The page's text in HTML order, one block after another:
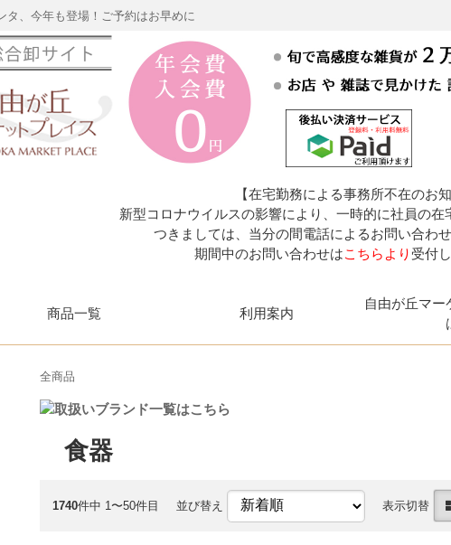
、今年も登場！ご予約はお早めに
【在宅勤務による事務所不在のお知
新型コロナウイルスの影響により、一時的に社員の在
つきましては、当分の間電話によるお問い合わ
期間中のお問い合わせはこちらより 受付
商品一覧 利用案内
自由が丘マー
全商品
食器
1740件中 1〜50件目 並び替え 表示切替